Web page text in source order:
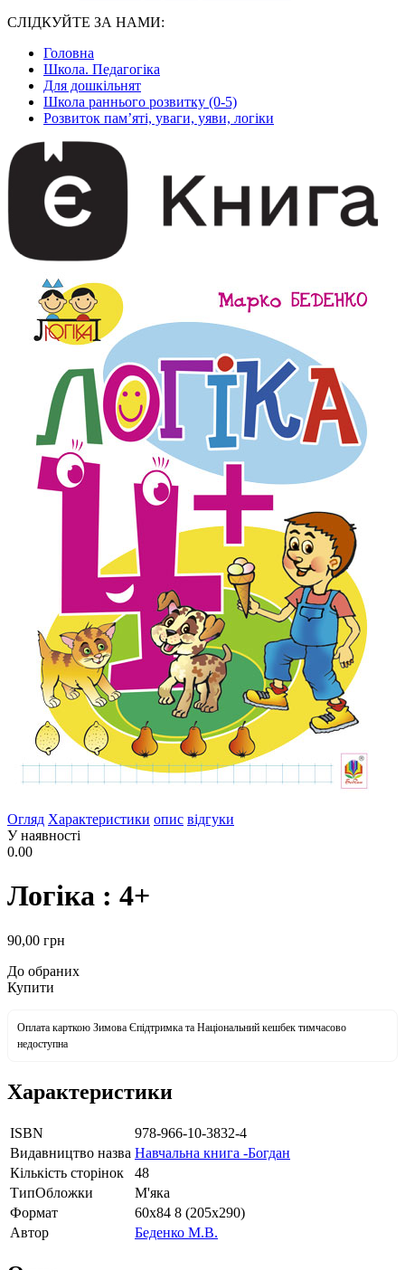
СЛІДКУЙТЕ ЗА НАМИ:
Головна
Школа. Педагогіка
Для дошкільнят
Школа раннього розвитку (0-5)
Розвиток пам’яті, уваги, уяви, логіки
Огляд Характеристики опис відгуки
У наявності
0.00
Логіка : 4+
90,00 грн
До обраних
Купити
Оплата карткою Зимова Єпідтримка та Національний кешбек тимчасово
недоступна
Характеристики
ISBN
978-966-10-3832-4
Видавництво назва Навчальна книга -Богдан
Кількість сторінок
48
ТипОбложки
М'яка
Формат
60х84 8 (205х290)
Автор
Беденко М.В.